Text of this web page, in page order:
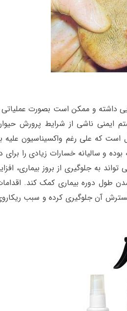
داشته و ممکن است بصورت
ایمنی ناشی از شرایط پرورش
که علی رغم واکسیناسیون علیه
و سالیانه خسارات زیادی را برای
تواند به جلوگیری از بروز بیماری،
طول دوره بیماری کمک کند.
گسترش آن جلوگیری کرده و سبب